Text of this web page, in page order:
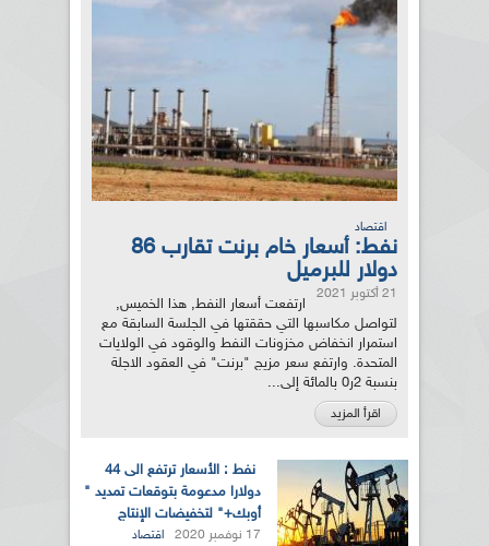
اقتصاد
نفط: أسعار خام برنت تقارب 86
دولار للبرميل
21 أكتوبر 2021
ارتفعت أسعار النفط, هذا الخميس,
لتواصل مكاسبها التي حققتها في الجلسة السابقة مع
استمرار انخفاض مخزونات النفط والوقود في الولايات
المتحدة. وارتفع سعر مزيج "برنت" في العقود الاجلة
بنسبة 2ر0 بالمائة إلى...
اقرأ المزيد
نفط : الأسعار ترتفع الى 44
دولارا مدعومة بتوقعات تمديد "
أوبك+" لتخفيضات الإنتاج
17 نوفمبر 2020 اقتصاد